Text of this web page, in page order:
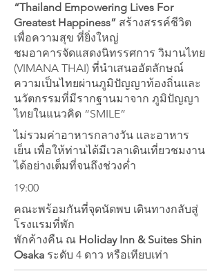
“Thailand Empowering Lives For
Greatest Happiness” สร้างสรรค์ชีวิต
เพื่อความสุข ที่ยิ่งใหญ่
ชมอาคารจัดแสดงนิทรรศการ วิมานไทย
(VIMANA THAI) ที่นำเสนออัตลักษณ์
ความเป็นไทยผ่านภูมิปัญญาท้องถิ่นและ
นวัตกรรมที่มีรากฐานมาจาก ภูมิปัญญา
ไทยในแนวคิด “SMILE”
ไม่รวมค่าอาหารกลางวัน และอาหาร
เย็น เพื่อให้ท่านได้มีเวลาเดินเที่ยวชมงาน
ได้อย่างเต็มที่จนถึงช่วงค่ำ
19:00
คณะพร้อมกันที่จุดนัดพบ เดินทางกลับสู่
โรงแรมที่พัก
พักค้างคืน ณ Holiday Inn & Suites Shin
Osaka ระดับ 4 ดาว หรือเทียบเท่า